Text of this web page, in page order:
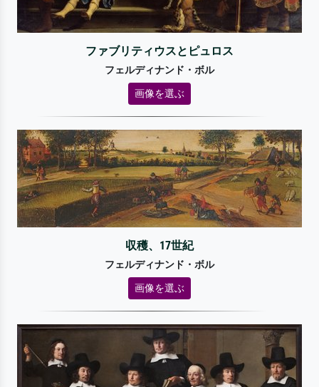
ファブリティウスとピュロス
フェルディナンド・ボル
画像を選ぶ
収穫、17世紀
フェルディナンド・ボル
画像を選ぶ